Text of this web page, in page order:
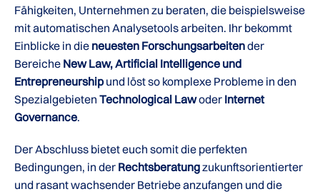
Fähigkeiten, Unternehmen zu beraten, die beispielsweise
mit automatischen Analysetools arbeiten. Ihr bekommt
Einblicke in die neuesten Forschungsarbeitender
Bereiche New Law, Artificial Intelligence und
Entrepreneurshipund löst so komplexe Probleme in den
Spezialgebieten Technological Lawoder Internet
Governance.
Der Abschluss bietet euch somit die perfekten
Bedingungen, in der Rechtsberatungzukunftsorientierter
und rasant wachsender Betriebe anzufangen und die